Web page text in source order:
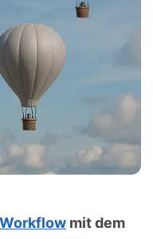
mit dem